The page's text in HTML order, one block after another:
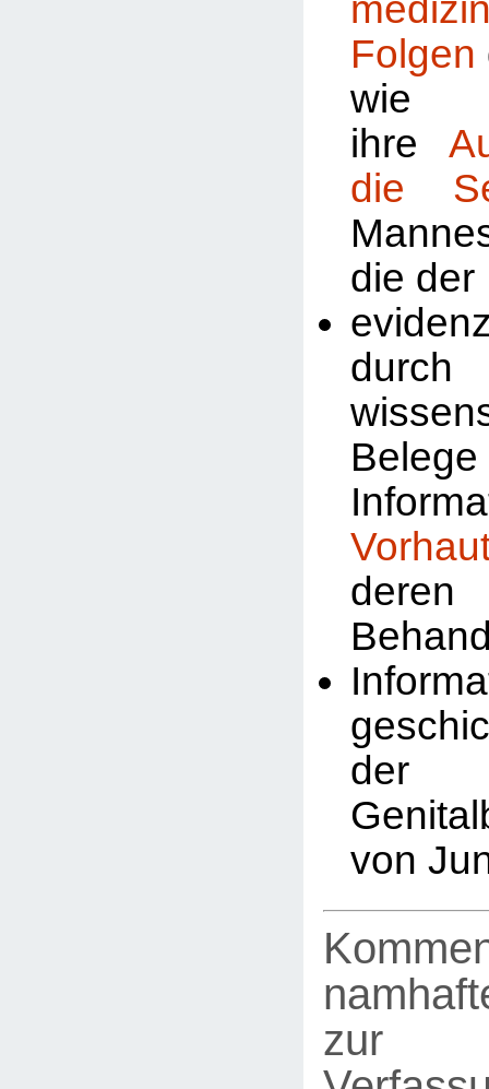
Folgen
ihre
die
die der
durch
deren
der
von
zur